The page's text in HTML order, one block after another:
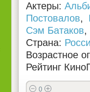
Актеры:
Постовалов,
Сэм Батаков,
Страна:
Возрастное
Рейтинг
0